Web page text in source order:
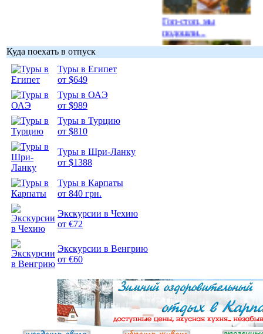
Гоп-стоп, мы
подошли...
Куда поехать в отпуск
Туры в Египет
от $649
Туры в ОАЭ
от $989
Туры в Турцию
от $810
Туры в Шри-Ланку
от $1388
Туры в Карпаты
от 840 грн.
Экскурсии в Чехию
от €72
Экскурсии в Венгрию
от €60